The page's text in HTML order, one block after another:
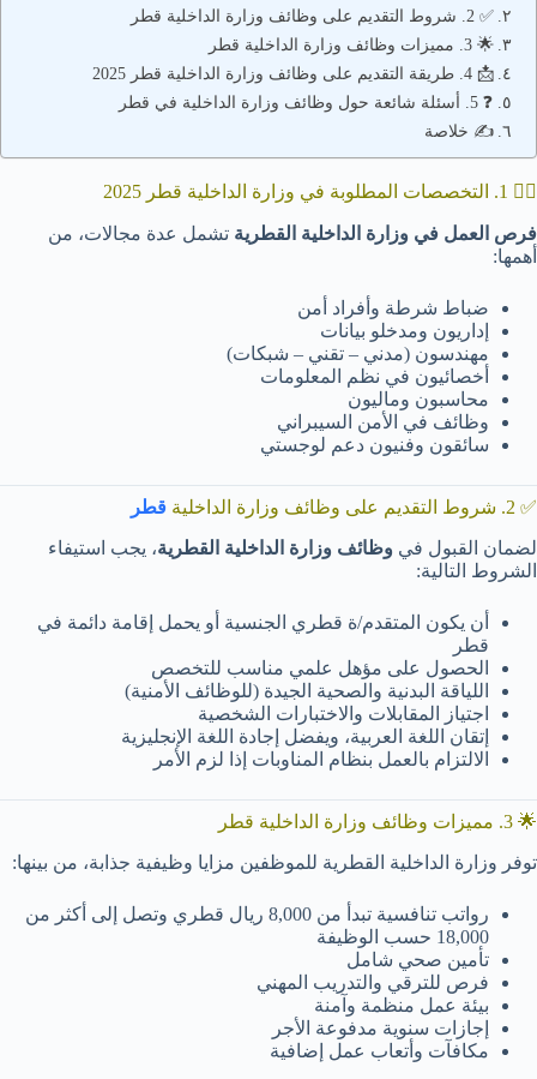
✅ 2. شروط التقديم على وظائف وزارة الداخلية قطر
🌟 3. مميزات وظائف وزارة الداخلية قطر
📩 4. طريقة التقديم على وظائف وزارة الداخلية قطر 2025
❓ 5. أسئلة شائعة حول وظائف وزارة الداخلية في قطر
✍️ خلاصة
👮‍♂️ 1. التخصصات المطلوبة في وزارة الداخلية قطر 2025
فرص العمل في وزارة الداخلية القطرية تشمل عدة مجالات، من
أهمها:
ضباط شرطة وأفراد أمن
إداريون ومدخلو بيانات
مهندسون (مدني – تقني – شبكات)
أخصائيون في نظم المعلومات
محاسبون وماليون
وظائف في الأمن السيبراني
سائقون وفنيون دعم لوجستي
✅ 2. شروط التقديم على وظائف وزارة الداخلية
قطر
لضمان القبول في وظائف وزارة الداخلية القطرية، يجب استيفاء
الشروط التالية:
أن يكون المتقدم/ة قطري الجنسية أو يحمل إقامة دائمة في
قطر
الحصول على مؤهل علمي مناسب للتخصص
اللياقة البدنية والصحية الجيدة (للوظائف الأمنية)
اجتياز المقابلات والاختبارات الشخصية
إتقان اللغة العربية، ويفضل إجادة اللغة الإنجليزية
الالتزام بالعمل بنظام المناوبات إذا لزم الأمر
🌟 3. مميزات وظائف وزارة الداخلية قطر
توفر وزارة الداخلية القطرية للموظفين مزايا وظيفية جذابة، من بينها:
رواتب تنافسية تبدأ من 8,000 ريال قطري وتصل إلى أكثر من
18,000 حسب الوظيفة
تأمين صحي شامل
فرص للترقي والتدريب المهني
بيئة عمل منظمة وآمنة
إجازات سنوية مدفوعة الأجر
مكافآت وأتعاب عمل إضافية